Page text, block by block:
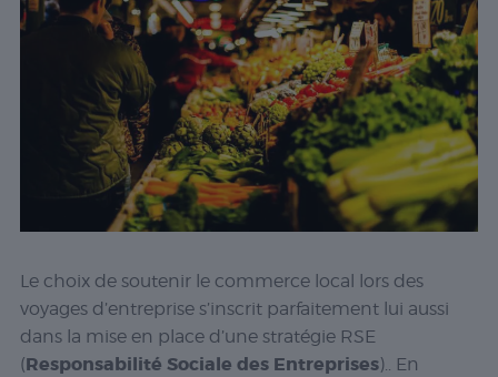
Le choix de soutenir le commerce local lors des
voyages d’entreprise s’inscrit parfaitement lui aussi
dans la mise en place d’une stratégie RSE
(Responsabilité Sociale des Entreprises).. En